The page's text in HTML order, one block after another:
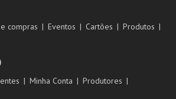
compras Eventos Cartões
Produtos
Minha Conta
Produtores